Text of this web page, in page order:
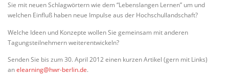
Sie mit neuen Schlagwörtern wie dem “Lebenslangen Lernen” um und
welchen Einfluß haben neue Impulse aus der Hochschullandschaft?
Welche Ideen und Konzepte wollen Sie gemeinsam mit anderen
Tagungsteilnehmern weiterentwickeln?
Senden Sie bis zum 30. April 2012 einen kurzen Artikel (gern mit Links)
anelearning@hwr-berlin.de.